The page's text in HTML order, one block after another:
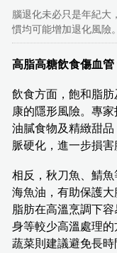
腦退化未必只是年紀大
慣均可能增加退化風險
高脂高糖飲食傷血
飲食方面，飽和脂
康的隱形風險。專
油膩食物及精緻甜
脈硬化，進一步損害
相反，秋刀魚、鯖
海魚油，有助保護
脂肪在高溫烹調下
身等較少高溫處理
蔬菜則建議避免長